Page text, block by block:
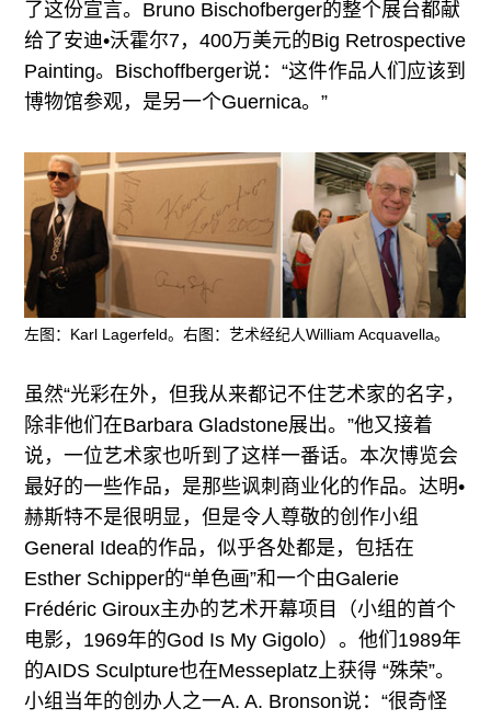
了这份宣言。Bruno Bischofberger的整个展台都献
给了安迪•沃霍尔7，400万美元的Big Retrospective
Painting。Bischoffberger说：“这件作品人们应该到
博物馆参观，是另一个Guernica。”
左图：Karl Lagerfeld。右图：艺术经纪人William Acquavella。
虽然“光彩在外，但我从来都记不住艺术家的名字，
除非他们在Barbara Gladstone展出。”他又接着
说，一位艺术家也听到了这样一番话。本次博览会
最好的一些作品，是那些讽刺商业化的作品。达明•
赫斯特不是很明显，但是令人尊敬的创作小组
General Idea的作品，似乎各处都是，包括在
Esther Schipper的“单色画”和一个由Galerie
Frédéric Giroux主办的艺术开幕项目（小组的首个
电影，1969年的God Is My Gigolo）。他们1989年
的AIDS Sculpture也在Messeplatz上获得 “殊荣”。
小组当年的创办人之一A. A. Bronson说：“很奇怪